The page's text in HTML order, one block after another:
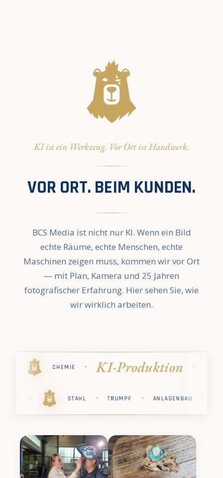
KI ist ein Werkzeug. Vor Ort ist Handwerk.
VOR ORT. BEIM KUNDEN.
BCS Media ist nicht nur KI. Wenn ein Bild
echte Räume, echte Menschen, echte
Maschinen zeigen muss, kommen wir vor Ort
— mit Plan, Kamera und 25 Jahren
fotografischer Erfahrung. Hier sehen Sie, wie
wir wirklich arbeiten.
STIHL · PHARMA · KÄRCHER ·
PHARMA · STIHL · CHEMIE · SAP ·